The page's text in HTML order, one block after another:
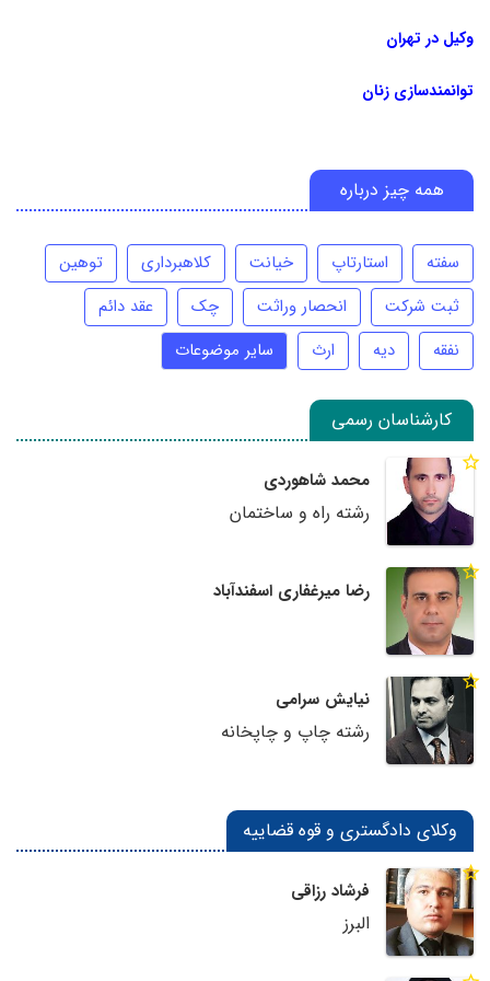
وکیل در تهران
توانمندسازی زنان
همه چیز درباره
سفته استارتاپ خیانت کلاهبرداری
توهین
ثبت شرکت
انحصار وراثت چک
عقد دائم
نفقه
دیه ارث سایر موضوعات
کارشناسان رسمی
محمد شاهوردی
رشته راه و ساختمان
رضا میرغفاری اسفندآباد
نیایش سرامی
رشته چاپ و چاپخانه
وکلای دادگستری و قوه قضاییه
فرشاد رزاقی
البرز